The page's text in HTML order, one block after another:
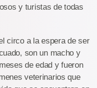
y turistas de todas
circo a la espera de ser
son un macho y
de edad y fueron
veterinarios que